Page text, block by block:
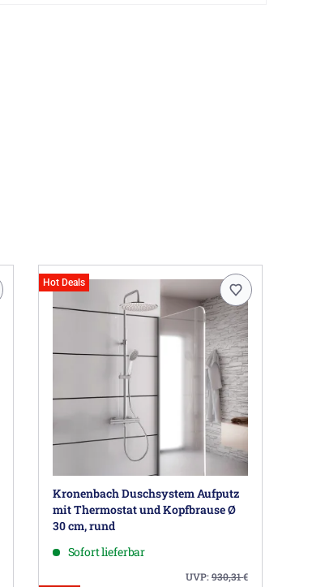
Hot Deals
Kronenbach Duschsystem Aufputz
mit Thermostat und Kopfbrause Ø
30 cm, rund
Sofort lieferbar
UVP:930,31€